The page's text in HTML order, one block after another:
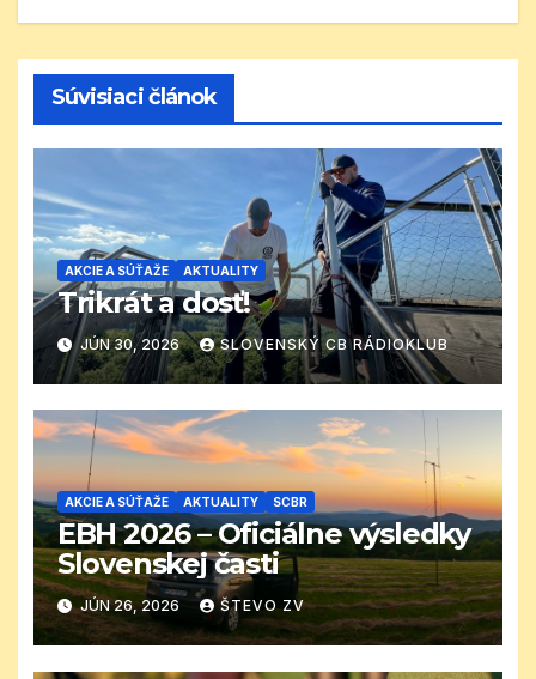
Súvisiaci článok
AKCIE A SÚŤAŽE AKTUALITY
Trikrát a dosť!
JÚN 30, 2026 SLOVENSKÝ CB RÁDIOKLUB
AKCIE A SÚŤAŽE AKTUALITY SCBR
EBH 2026 – Oficiálne výsledky
Slovenskej časti
JÚN 26, 2026 ŠTEVO ZV